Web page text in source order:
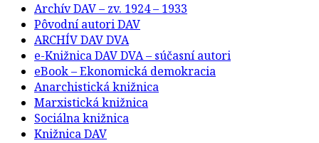
Archív DAV – zv. 1924 – 1933
Pôvodní autori DAV
ARCHÍV DAV DVA
e-Knižnica DAV DVA – súčasní autori
eBook – Ekonomická demokracia
Anarchistická knižnica
Marxistická knižnica
Sociálna knižnica
Knižnica DAV